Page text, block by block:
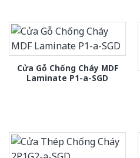
Cửa Gỗ Chống Cháy MDF
Laminate P1-a-SGD